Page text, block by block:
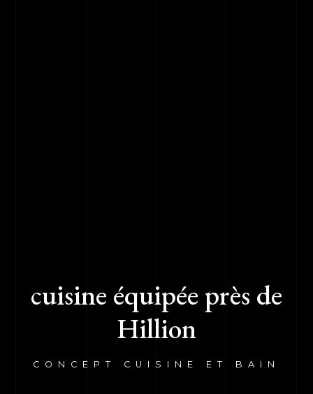
cuisine équipée près de
Hillion
CONCEPT CUISINE ET BAIN